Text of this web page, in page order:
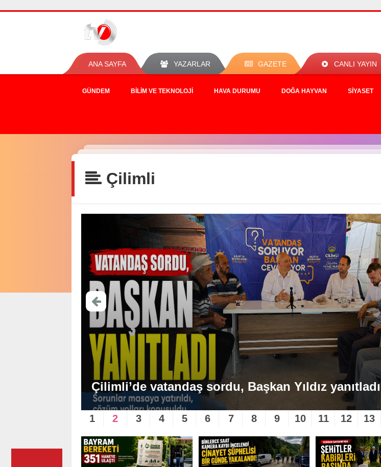
ANA SAYFA YAZARLAR GAZETE CANLI YAYIN
GÜNDEM BILIM VE TEKNOLOJI HAVA DURUMU DOĞA HAYVAN SIYASET
Çilimli
Çilimli’de vatandaş sordu, Başkan Yıldız yanıtladı
1 2 3 4 5 6 7 8 9 10 11 12 13